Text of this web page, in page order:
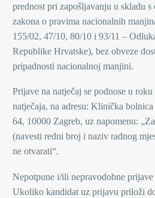
prednost pri zapošljavanju u skladu
zakona o pravima nacionalnih
155/02, 47/10, 80/10 i 93/11 –
Republike Hrvatske), bez obveze
pripadnosti nacionalnoj manjini.
Prijave na natječaj se podnose u
natječaja, na adresu: Klinička
64, 10000 Zagreb, uz napomenu:
(navesti redni broj i naziv radnog
ne otvarati“.
Nepotpune i/ili nepravodobne prijave
Ukoliko kandidat uz prijavu priloži